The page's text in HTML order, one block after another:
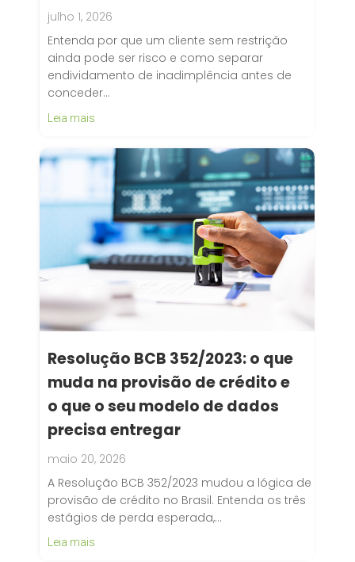
julho 1, 2026
Entenda por que um cliente sem restrição
ainda pode ser risco e como separar
endividamento de inadimplência antes de
conceder…
Leia mais
Resolução BCB 352/2023: o que
muda na provisão de crédito e
o que o seu modelo de dados
precisa entregar
maio 20, 2026
A Resolução BCB 352/2023 mudou a lógica de
provisão de crédito no Brasil. Entenda os três
estágios de perda esperada,…
Leia mais